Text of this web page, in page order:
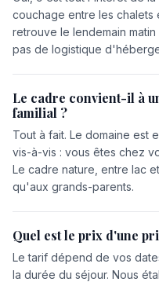
couchage entre les chalets
retrouve le lendemain
pas de logistique
Le cadre convient-il à
familial ?
Tout à fait. Le domaine est
vis-à-vis : vous êtes chez
Le cadre nature, entre lac
qu'aux grands-parents.
Quel est le prix d'une
Le tarif dépend de vos
la durée du séjour. Nous